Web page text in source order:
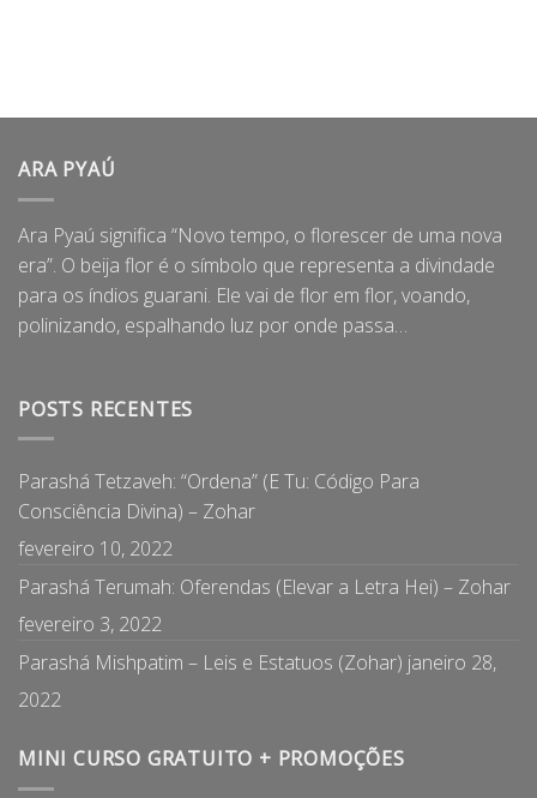
ARA PYAÚ
Ara Pyaú significa “Novo tempo, o florescer de uma nova
era”. O beija flor é o símbolo que representa a divindade
para os índios guarani. Ele vai de flor em flor, voando,
polinizando, espalhando luz por onde passa…
POSTS RECENTES
Parashá Tetzaveh: “Ordena” (E Tu: Código Para
Consciência Divina) – Zohar
fevereiro 10, 2022
Parashá Terumah: Oferendas (Elevar a Letra Hei) – Zohar
fevereiro 3, 2022
Parashá Mishpatim – Leis e Estatuos (Zohar) janeiro 28,
2022
MINI CURSO GRATUITO + PROMOÇÕES